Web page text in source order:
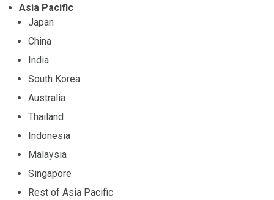
Asia Pacific
Japan
China
India
South Korea
Australia
Thailand
Indonesia
Malaysia
Singapore
Rest of Asia Pacific